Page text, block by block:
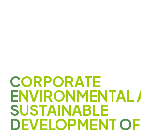
CORPORATE
ENVIRONMENTAL
SUSTAINABLE
DEVELOPMENTO